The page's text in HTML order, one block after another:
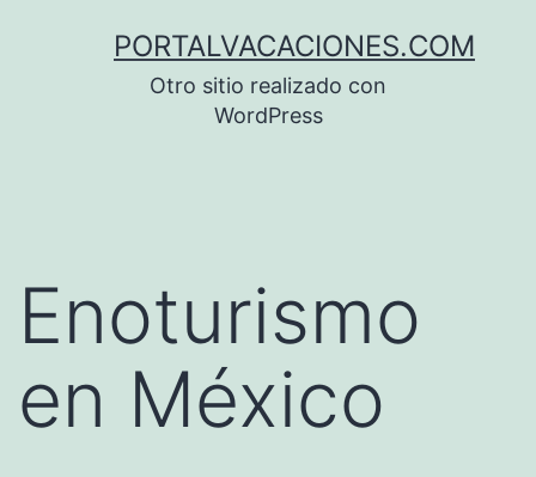
PORTALVACACIONES.COM
Otro sitio realizado con
WordPress
Enoturismo
en México